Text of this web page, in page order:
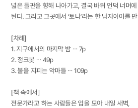
넓은 들판을 향해 나아가고, 결국 바위 언덕 너머
된다. 그리고 그곳에서 ‘토니’라는 한 남자아이를
[차례]
1. 지구에서의 마지막 밤 ⋯ 7p
2. 정크봇 ⋯ 49p
3. 불을 지피는 악마들 ⋯ 109p
[책 속에서]
전문가라고 하는 사람들은 입을 모아 내일 새벽,